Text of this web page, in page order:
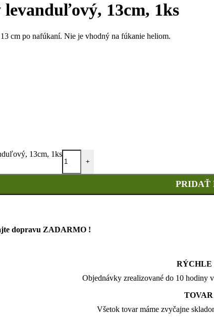
levanduľový, 13cm, 1ks
cm po nafúkaní. Nie je vhodný na fúkanie heliom.
13cm, 1ks
+
PRIDAŤ
dopravu ZADARMO !
RÝCHLE
Objednávky zrealizované do 10 hodiny
Všetok tovar máme zvyčajne